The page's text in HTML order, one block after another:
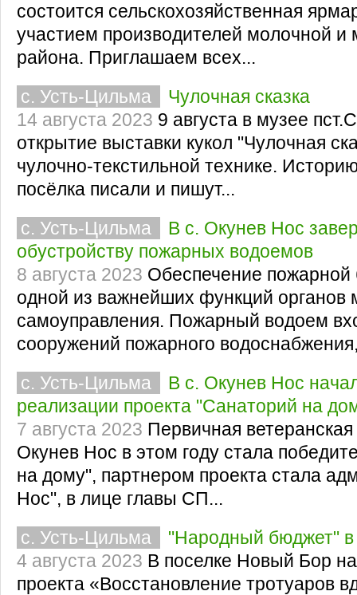
состоится сельскохозяйственная
участием производителей молочной и
района. Приглашаем всех...
с. Усть-Цильма
Чулочная сказка
14 августа 2023 9 августа в музее
открытие выставки кукол "Чулочная
чулочно-текстильной технике.
посёлка писали и пишут...
с. Усть-Цильма
В с. Окунев Нос
обустройству пожарных водоемов
8 августа 2023 Обеспечение пожарной
одной из важнейших функций органов
самоуправления. Пожарный водоем
сооружений пожарного
с. Усть-Цильма
В с. Окунев Нос
реализации проекта "Санаторий на
7 августа 2023 Первичная
Окунев Нос в этом году стала
на дому", партнером проекта стала
Нос", в лице главы СП...
с. Усть-Цильма
"Народный бюджет" в
4 августа 2023 В поселке Новый Бор
проекта «Восстановление тротуаров